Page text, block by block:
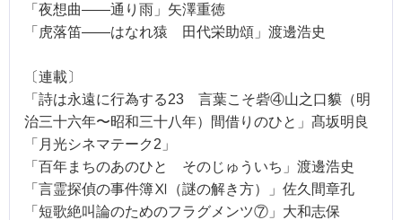
「夜想曲――通り雨」矢澤重徳
「虎落笛――はなれ猿 田代栄助頌」渡邊浩史
〔連載〕
「詩は永遠に行為する23 言葉こそ砦④山之口貘（明
治三十六年〜昭和三十八年）間借りのひと」髙坂明良
「月光シネマテーク2」
「百年まちのあのひと そのじゅういち」渡邊浩史
「言霊探偵の事件簿Ⅺ（謎の解き方）」佐久間章孔
「短歌絶叫論のためのフラグメンツ⑦」大和志保